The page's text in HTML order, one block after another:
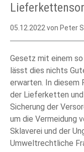
05.12.2022 von Peter
Gesetz mit einem
lässt dies nichts
erwarten. In diesem
der Lieferketten
Sicherung der
um die Vermeidung
Sklaverei und der
Umweltrechtliche